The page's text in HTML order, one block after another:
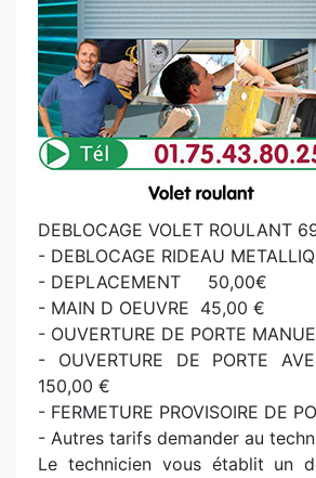
DEBLOCAGE VOLET ROULANT
- DEBLOCAGE RIDEAU
- DEPLACEMENT 50,00€
- MAIN D OEUVRE 45,00 €
- OUVERTURE DE PORTE
- OUVERTURE DE PORTE
150,00 €
- FERMETURE PROVISOIRE DE
- Autres tarifs demander au
Le technicien vous établit un